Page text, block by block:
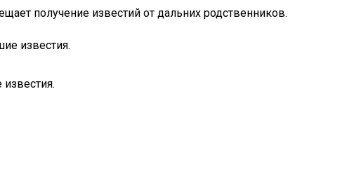
получение известий от дальних родственников.
известия.